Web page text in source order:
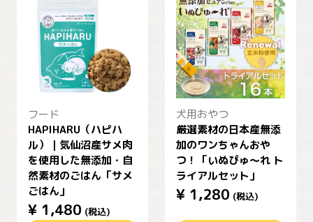
フード
HAPIHARU（ハピハ
ル）｜気仙沼産サメ肉
を使用した無添加・自
然素材のごはん「サメ
ごはん」
¥ 1,480 (税込)
犬用おやつ
厳選素材の日本産無添
加のワンちゃんおや
つ！「いぬぴゅ〜れ ト
ライアルセット」
¥ 1,280 (税込)